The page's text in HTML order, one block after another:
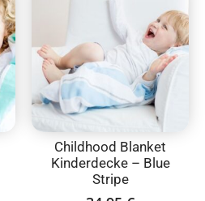
Childhood Blanket
Kinderdecke – Blue
Stripe